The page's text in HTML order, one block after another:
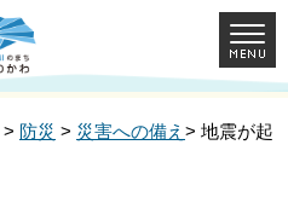
> 防災 > 災害への備え > 地震が起